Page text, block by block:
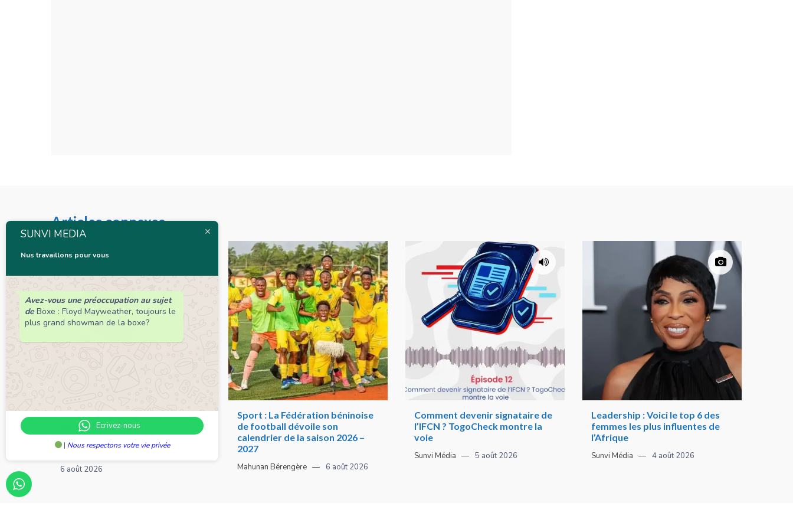
Articles connexes
Chronique de Nelie : Un peuple
qui résiste est déjà un peuple
qui gagne
6 août 2026
Sport : La Fédération béninoise
de football dévoile son
calendrier de la saison 2026 –
2027
Mahunan Bérengère 6 août 2026
Comment devenir signataire de
l’IFCN ? TogoCheck montre la
voie
Sunvi Média 5 août 2026
Leadership : Voici le top 6 des
femmes les plus influentes de
l’Afrique
Sunvi Média 4 août 2026
SUNVI MEDIA
Nus travaillons pour vous
Avez-vous une préoccupation au sujet
de Boxe : Floyd Mayweather, toujours le
plus grand showman de la boxe?
Ecrivez-nous
| Nous respectons votre vie privée